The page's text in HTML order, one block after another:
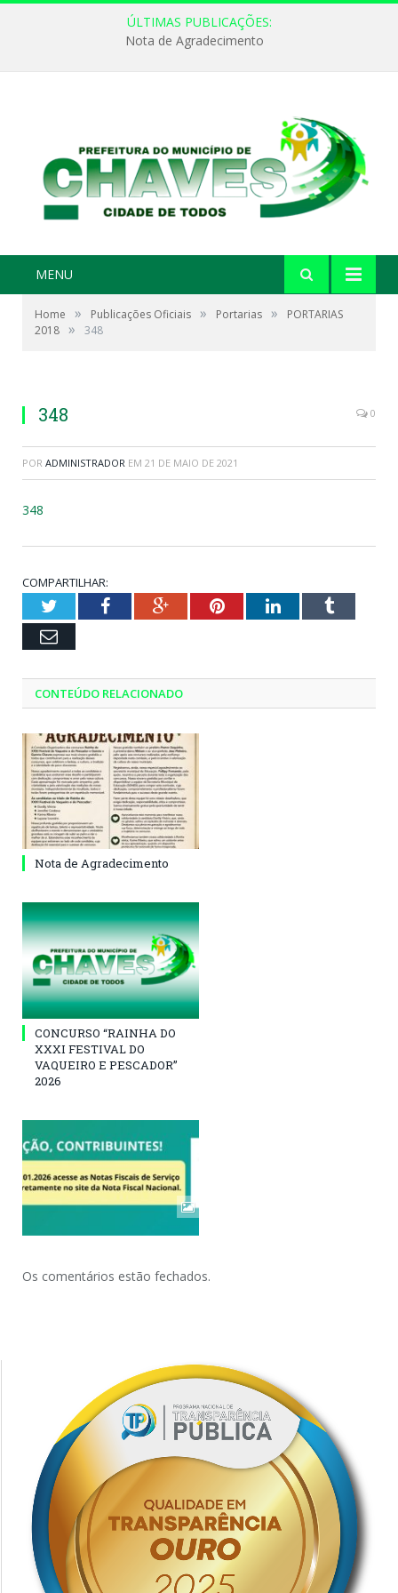
ÚLTIMAS PUBLICAÇÕES:
Nota de Agradecimento
MENU
Home » Publicações Oficiais » Portarias »
PORTARIAS
2018 » 348
348 0
POR ADMINISTRADOR EM 21 DE MAIO DE 2021
348
COMPARTILHAR:
TwitterFacebookGoogle+PinterestLinkedInTumblr
Email
CONTEÚDO RELACIONADO
Nota de Agradecimento
CONCURSO “RAINHA DO
XXXI FESTIVAL DO
VAQUEIRO E PESCADOR”
2026
Os comentários estão fechados.